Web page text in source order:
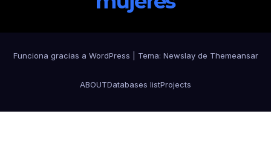
Funciona gracias a WordPress Tema: Newslayde Themeansar
ABOUTDatabases listProjects